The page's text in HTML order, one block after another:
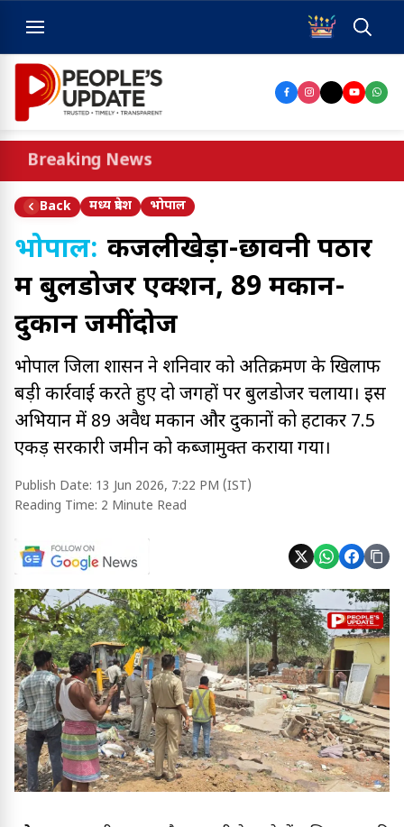
Breaking News
Back मध्य प्रदेश भोपाल
भोपाल: कजलीखेड़ा-छावनी पठार
में बुलडोजर एक्शन, 89 मकान-
दुकानें जमींदोज
भोपाल जिला प्रशासन ने शनिवार को अतिक्रमण के खिलाफ
बड़ी कार्रवाई करते हुए दो जगहों पर बुलडोजर चलाया। इस
अभियान में 89 अवैध मकान और दुकानों को हटाकर 7.5
एकड़ सरकारी जमीन को कब्जामुक्त कराया गया।
Publish Date: 13 Jun 2026, 7:22 PM (IST)
Reading Time: 2 Minute Read